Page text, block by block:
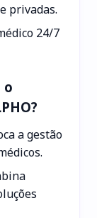
privadas.
24/7
o
a gestão